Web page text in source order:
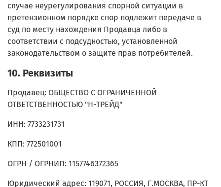
случае неурегулирования спорной ситуации в
претензионном порядке спор подлежит передаче в
суд по месту нахождения Продавца либо в
соответствии с подсудностью, установленной
законодательством о защите прав потребителей.
10. Реквизиты
Продавец: ОБЩЕСТВО С ОГРАНИЧЕННОЙ
ОТВЕТСТВЕННОСТЬЮ "Н-ТРЕЙД"
ИНН: 7733231731
КПП: 772501001
ОГРН / ОГРНИП: 1157746372365
Юридический адрес: 119071, РОССИЯ, Г.МОСКВА, ПР-КТ